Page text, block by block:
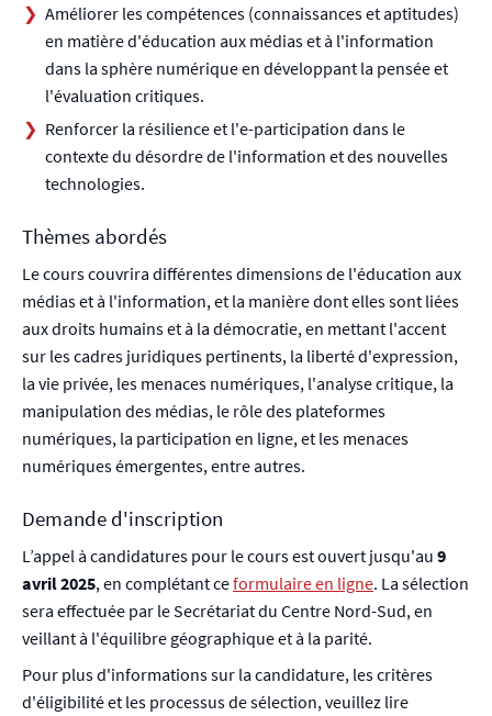
Améliorer les compétences (connaissances et aptitudes)
en matière d'éducation aux médias et à l'information
dans la sphère numérique en développant la pensée et
l'évaluation critiques.
Renforcer la résilience et l'e-participation dans le
contexte du désordre de l'information et des nouvelles
technologies.
Thèmes abordés
Le cours couvrira différentes dimensions de l'éducation aux
médias et à l'information, et la manière dont elles sont liées
aux droits humains et à la démocratie, en mettant l'accent
sur les cadres juridiques pertinents, la liberté d'expression,
la vie privée, les menaces numériques, l'analyse critique, la
manipulation des médias, le rôle des plateformes
numériques, la participation en ligne, et les menaces
numériques émergentes, entre autres.
Demande d'inscription
L’appel à candidatures pour le cours est ouvert jusqu'au 9
avril 2025, en complétant ceformulaire en ligne. La sélection
sera effectuée par le Secrétariat du Centre Nord-Sud, en
veillant à l'équilibre géographique et à la parité.
Pour plus d'informations sur la candidature, les critères
d'éligibilité et les processus de sélection, veuillez lire